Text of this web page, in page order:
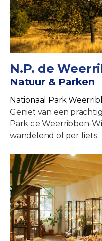
N.P. de
Natuur & Parken
Nationaal Park
Geniet van een
Park de Weerribben-
wandelend of per fiets.